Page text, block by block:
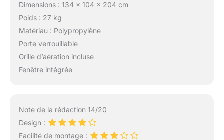
Dimensions : 134 x 104 x 204 cm
Poids : 27 kg
Matériau : Polypropylène
Porte verrouillable
Grille d’aération incluse
Fenêtre intégrée
Note de la rédaction 14/20
Design :
Facilité de montage :